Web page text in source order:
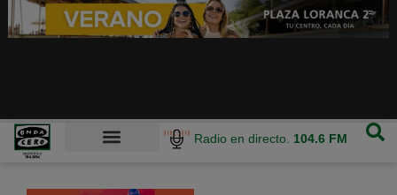
Radio en directo. 104.6 FM